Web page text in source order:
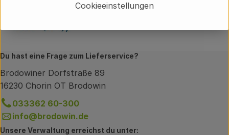
Du hast eine Frage zum Lieferservice?
Brodowiner Dorfstraße 89
16230 Chorin OT Brodowin
033362 60-300
info@brodowin.de
Unsere Verwaltung erreichst du unter:
Cookieeinstellungen